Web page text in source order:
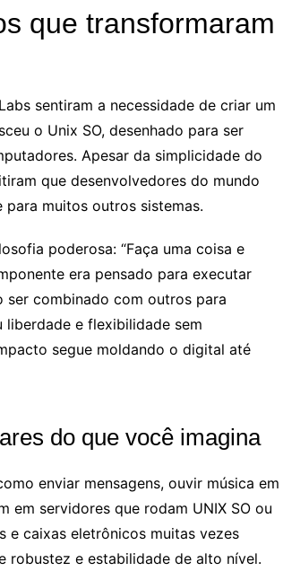
que transformaram
sentiram a necessidade de criar um
o Unix SO, desenhado para ser
Apesar da simplicidade do
que desenvolvedores do mundo
muitos outros sistemas.
poderosa: “Faça uma coisa e
era pensado para executar
ser combinado com outros para
liberdade e flexibilidade sem
segue moldando o digital até
do que você imagina
enviar mensagens, ouvir música em
em servidores que rodam UNIX SO ou
e caixas eletrônicos muitas vezes
robustez e estabilidade de alto nível.